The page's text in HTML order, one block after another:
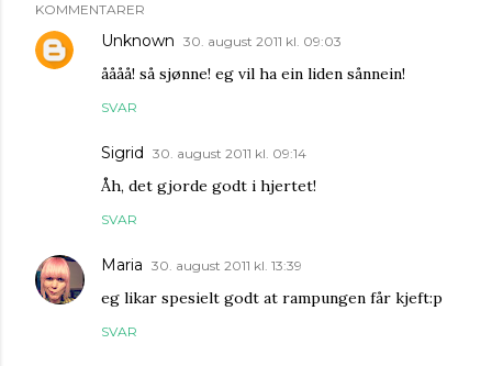
KOMMENTARER
Unknown 30. august 2011 kl. 09:03
åååå! så sjønne! eg vil ha ein liden sånnein!
SVAR
Sigrid 30. august 2011 kl. 09:14
Åh, det gjorde godt i hjertet!
SVAR
Maria 30. august 2011 kl. 13:39
eg likar spesielt godt at rampungen får kjeft:p
SVAR